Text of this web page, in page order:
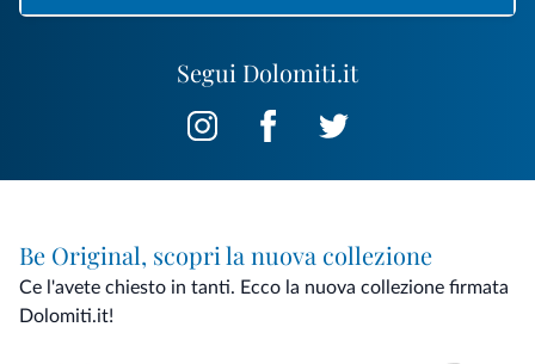
Segui Dolomiti.it
Be Original, scopri la nuova collezione
Ce l'avete chiesto in tanti. Ecco la nuova collezione firmata
Dolomiti.it!